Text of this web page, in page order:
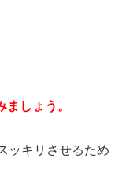
しょう。
ッキリさせるため